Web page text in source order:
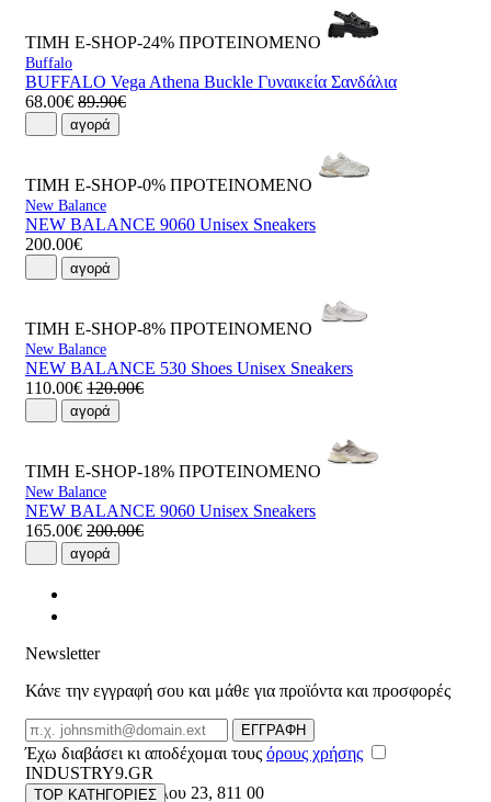
ΤΙΜΗ E-SHOP-24% ΠΡΟΤΕΙΝΟΜΕΝΟ
Buffalo
BUFFALO Vega Athena Buckle Γυναικεία Σανδάλια
68.00€ 89.90€
αγορά
ΤΙΜΗ E-SHOP-0% ΠΡΟΤΕΙΝΟΜΕΝΟ
New Balance
NEW BALANCE 9060 Unisex Sneakers
200.00€
αγορά
ΤΙΜΗ E-SHOP-8% ΠΡΟΤΕΙΝΟΜΕΝΟ
New Balance
NEW BALANCE 530 Shoes Unisex Sneakers
110.00€ 120.00€
αγορά
ΤΙΜΗ E-SHOP-18% ΠΡΟΤΕΙΝΟΜΕΝΟ
New Balance
NEW BALANCE 9060 Unisex Sneakers
165.00€ 200.00€
αγορά
Newsletter
Κάνε την εγγραφή σου και μάθε για προϊόντα και προσφορές
Email
ΕΓΓΡΑΦΗ
Έχω διαβάσει κι αποδέχομαι τους όρους χρήσης
INDUSTRY9.GR
Ελευθέριου Βενιζέλου 23, 811 00
TOP ΚΑΤΗΓΟΡΙΕΣ